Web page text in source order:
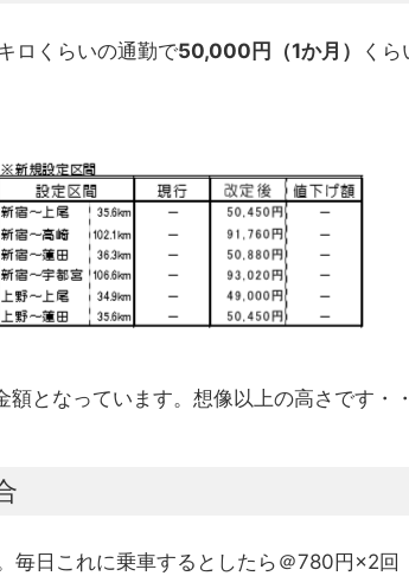
ロくらいの通勤で50,000円（1か月）
く
となっています。想像以上の高さです・・
毎日これに乗車するとしたら＠780円×2回